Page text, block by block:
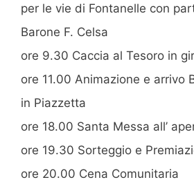
per le vie di Fontanelle con
Barone F. Celsa
ore 9.30 Caccia al Tesoro in
ore 11.00 Animazione e arrivo
in Piazzetta
ore 18.00 Santa Messa all’
ore 19.30 Sorteggio e
ore 20.00 Cena Comunitaria